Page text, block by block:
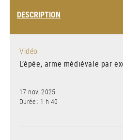
DESCRIPTION
Vidéo
L’épée, arme médiévale par
17 nov. 2025
Durée : 1 h 40